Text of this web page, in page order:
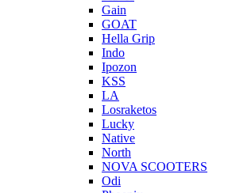
Gain
GOAT
Hella Grip
Indo
Ipozon
KSS
LA
Losraketos
Lucky
Native
North
NOVA SCOOTERS
Odi